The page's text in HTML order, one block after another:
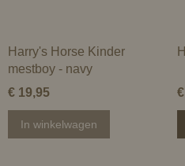
Harry's Horse Kinder
mestboy - navy
€ 19,95
In winkelwagen